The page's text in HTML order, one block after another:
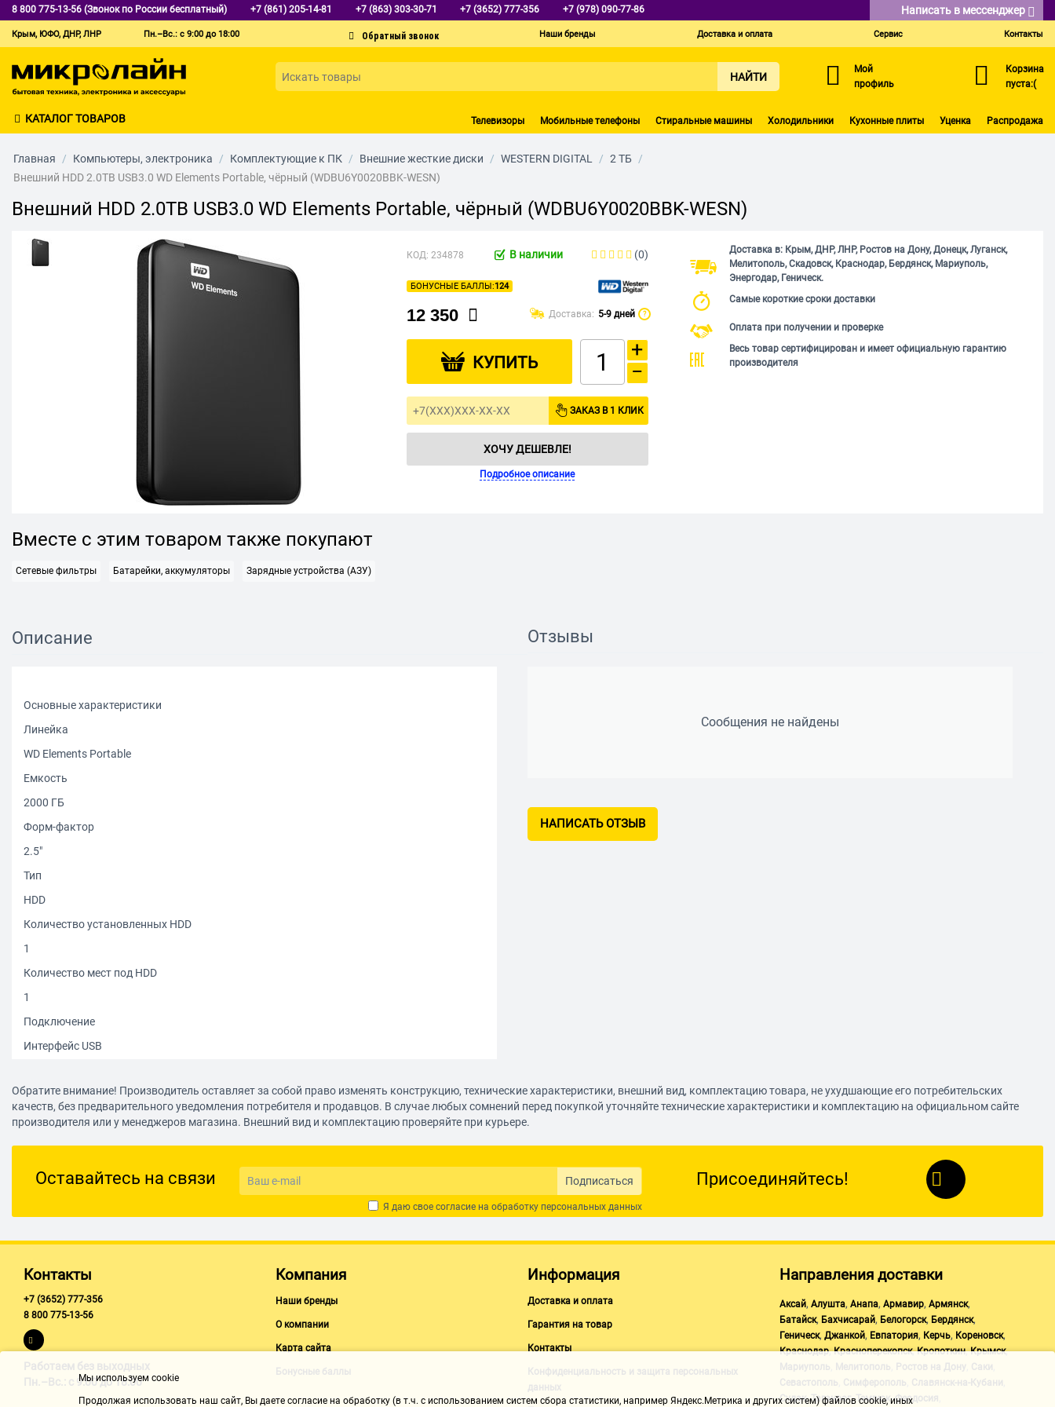
8 800 775-13-56 (Звонок по России бесплатный) +7 (861) 205-14-81 +7 (863) 303-30-71 +7 (3652) 777-356 +7 (978) 090-77-86 Написать в мессенджер
Крым, ЮФО, ДНР, ЛНР Пн.–Вс.: с 9:00 до 18:00 Наши бренды Доставка и оплата Сервис Контакты
НАЙТИ
Мой
профиль
Корзина
пуста:(
КАТАЛОГ ТОВАРОВ Телевизоры Мобильные телефоны Стиральные машины Холодильники Кухонные плиты Уценка Распродажа
Главная / Компьютеры, электроника / Комплектующие к ПК / Внешние жесткие диски / WESTERN DIGITAL / 2 ТБ
/
Внешний HDD 2.0TB USB3.0 WD Elements Portable, чёрный (WDBU6Y0020BBK-WESN)
Внешний HDD 2.0TB USB3.0 WD Elements Portable, чёрный (WDBU6Y0020BBK-WESN)
КОД: 234878 В наличии (0)
БОНУСНЫЕ БАЛЛЫ:124
12 350 Доставка: 5-9 дней ?
КУПИТЬ
+
−
ЗАКАЗ В 1 КЛИК
ХОЧУ ДЕШЕВЛЕ!
Подробное описание
Доставка в: Крым, ДНР, ЛНР, Ростов на Дону, Донецк, Луганск,
Мелитополь, Скадовск, Краснодар, Бердянск, Мариуполь,
Энергодар, Геническ.
Самые короткие сроки доставки
Оплата при получении и проверке
Весь товар сертифицирован и имеет официальную гарантию
производителя
Вместе с этим товаром также покупают
Сетевые фильтры Батарейки, аккумуляторы Зарядные устройства (АЗУ)
Описание
Основные характеристики
Линейка
WD Elements Portable
Емкость
2000 ГБ
Форм-фактор
2.5"
Тип
HDD
Количество установленных HDD
1
Количество мест под HDD
1
Подключение
Интерфейс USB
Макс. скорость интерфейса
500 МБ/с
Дополнительно
Высота
21 мм
Вес
230 г
Отзывы
Сообщения не найдены
НАПИСАТЬ ОТЗЫВ
Обратите внимание! Производитель оставляет за собой право изменять конструкцию, технические характеристики, внешний вид, комплектацию товара, не ухудшающие его потребительских
качеств, без предварительного уведомления потребителя и продавцов. В случае любых сомнений перед покупкой уточняйте технические характеристики и комплектацию на официальном сайте
производителя или у менеджеров магазина. Внешний вид и комплектацию проверяйте при курьере.
Оставайтесь на связи Подписаться
Я даю свое согласие на обработку персональных данных
Присоединяйтесь!
Контакты
+7 (3652) 777-356
8 800 775-13-56
Работаем без выходных
Пн.–Вс.: с 9:00 до 18:00
Компания
Наши бренды
О компании
Карта сайта
Бонусные баллы
Информация
Доставка и оплата
Гарантия на товар
Контакты
Конфиденциальность и защита персональных
данных
Направления доставки
Аксай, Алушта, Анапа, Армавир, Армянск,
Батайск, Бахчисарай, Белогорск, Бердянск,
Геническ, Джанкой, Евпатория, Керчь, Кореновск,
Краснодар,Красноперекопск,Кропоткин,Крымск,
Мариуполь Мелитополь Ростов на Дону Саки
Севастополь Симферополь Славянск-на-Кубани
Судак,Таганрог,Темрюк,Феодосия
Мы используем cookie
Продолжая использовать наш cайт, Вы даете согласие на обработку (в т.ч. с использованием систем сбора статистики, например Яндекс.Метрика и других систем) файлов cookie, иных